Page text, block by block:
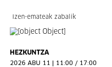
Izen-emateak zabalik
HEZKUNTZA
2026 ABU 11 | 11:00 / 17:00